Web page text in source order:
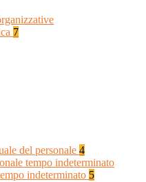
7
del personale 4
tempo indeterminato
indeterminato 5